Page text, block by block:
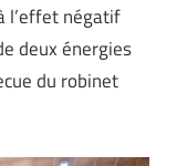
l’effet négatif
deux énergies
du robinet